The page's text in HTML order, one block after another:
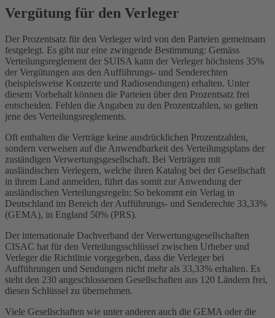
Vergütung für den Verleger
Der Prozentsatz für den Verleger wird von den Parteien gemeinsam
festgelegt. Es gibt nur eine zwingende Bestimmung: Gemäss
Verteilungsreglement der SUISA kann der Verleger höchstens 35%
der Vergütungen aus den Aufführungs- und Senderechten
(beispielsweise Konzerte und Radiosendungen) erhalten. Unter
diesem Vorbehalt können die Parteien über den Prozentsatz frei
entscheiden. Fehlen die Angaben zu den Prozentzahlen, so gelten
jene des Verteilungsreglements.
Oft enthalten die Verträge keine ausdrücklichen Prozentzahlen,
sondern verweisen auf die Anwendbarkeit des Verteilungsplans der
zuständigen Verwertungsgesellschaft. Bei Verträgen mit
ausländischen Verlegern, welche ihren Katalog bei der Gesellschaft
in ihrem Land anmelden, führt das somit zur Anwendung der
ausländischen Verteilungsregeln: So bekommt ein Verlag in
Deutschland im Bereich der Aufführungs- und Senderechte 33,33%
(GEMA), in England 50% (PRS).
Der internationale Dachverband der Verwertungsgesellschaften
CISAC hat für den Verteilungsschlüssel zwischen Urheber und
Verleger die Richtlinie vorgegeben, dass die Verleger bei
Aufführungen und Sendungen nicht mehr als 33,33% erhalten. Es
steht den 230 angeschlossenen Gesellschaften aus 120 Ländern frei,
diesen Schlüssel zu übernehmen.
Viele Gesellschaften wie unter anderen auch die GEMA oder die